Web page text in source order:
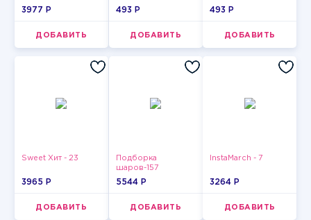
3977 P
ДОБАВИТЬ
493 P
ДОБАВИТЬ
2
493 P
ДОБАВИТЬ
Sweet Хит - 23
3965 P
ДОБАВИТЬ
Подборка
шаров-157
5544 P
ДОБАВИТЬ
InstaMarch - 7
3264 P
ДОБАВИТЬ